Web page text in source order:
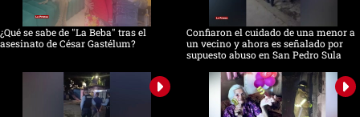
¿Qué se sabe de "La Beba" tras el
asesinato de César Gastélum?
Confiaron el cuidado de una menor a
un vecino y ahora es señalado por
supuesto abuso en San Pedro Sula